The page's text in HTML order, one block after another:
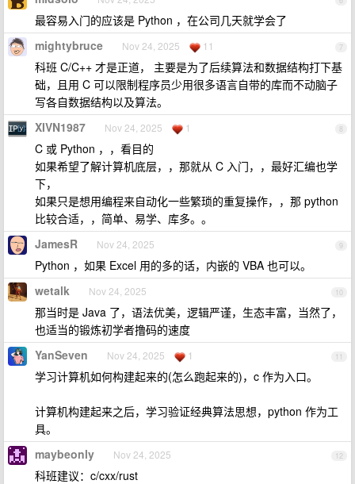
最容易入门的应该是 Python ，在公司几天就学会了
7
mightybruce Nov 24, 2025 11
科班 C/C++ 才是正道， 主要是为了后续算法和数据结构打下基
础，且用 C 可以限制程序员少用很多语言自带的库而不动脑子
写各自数据结构以及算法。
8
XIVN1987 Nov 24, 2025 1
C 或 Python ，，看目的
如果希望了解计算机底层，，那就从 C 入门，，最好汇编也学
下，
如果只是想用编程来自动化一些繁琐的重复操作，，那 python
比较合适，，简单、易学、库多。。
9
JamesR Nov 24, 2025
Python ，如果 Excel 用的多的话，内嵌的 VBA 也可以。
10
wetalk Nov 24, 2025
那当时是 Java 了，语法优美，逻辑严谨，生态丰富，当然了，
也适当的锻炼初学者撸码的速度
11
YanSeven Nov 24, 2025 1
学习计算机如何构建起来的(怎么跑起来的)，c 作为入口。
计算机构建起来之后，学习验证经典算法思想，python 作为工
具。
12
maybeonly Nov 24, 2025
科班建议：c/cxx/rust